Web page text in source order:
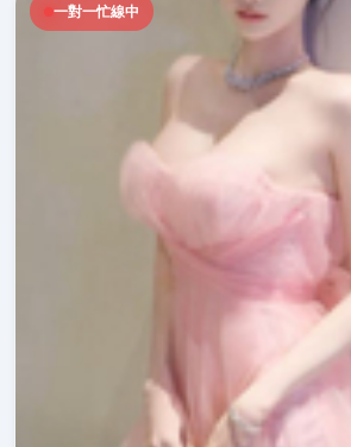
一對一忙線中